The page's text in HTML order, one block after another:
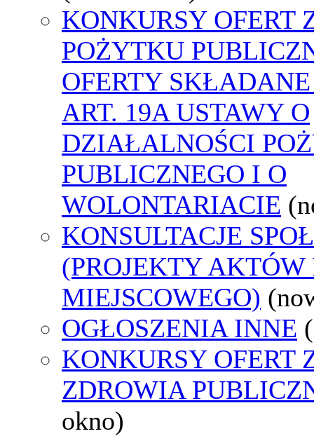
KONKURSY OFERT
POŻYTKU
OFERTY
ART. 19A USTAWY O
DZIAŁALNOŚCI
PUBLICZNEGO I O
WOLONTARIACIE
KONSULTACJE
(PROJEKTY AKTÓW
MIEJSCOWEGO)
OGŁOSZENIA INNE
KONKURSY OFERT
ZDROWIA
okno)